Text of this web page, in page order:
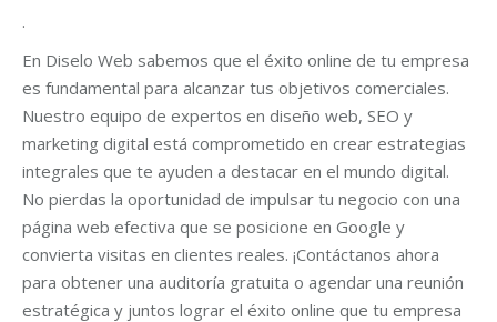
.
En Diselo Web sabemos que el éxito online de tu empresa
es fundamental para alcanzar tus objetivos comerciales.
Nuestro equipo de expertos en diseño web, SEO y
marketing digital está comprometido en crear estrategias
integrales que te ayuden a destacar en el mundo digital.
No pierdas la oportunidad de impulsar tu negocio con una
página web efectiva que se posicione en Google y
convierta visitas en clientes reales. ¡Contáctanos ahora
para obtener una auditoría gratuita o agendar una reunión
estratégica y juntos lograr el éxito online que tu empresa